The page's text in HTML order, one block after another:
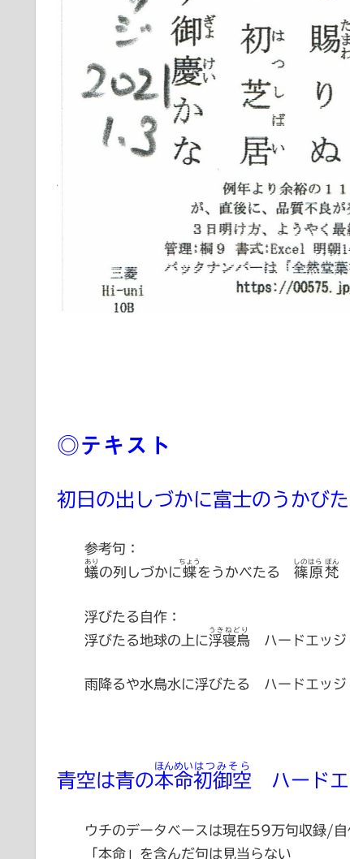
◎テキスト
初日の出しづかに富士のうかび
参考句：
蟻
あり
の列しづかに蝶
ちょう
をうかべたる 篠原梵
しのはら ぼん
浮びたる自作：
浮びたる地球の上に浮寝鳥
うきねどり
ハードエッジ
雨降るや水鳥水に浮びたる ハードエッジ
青空は青の本命
ほんめい
初御空
はつみそら
ハードエ
ウチのデータベースは現在59万句収録/自
「本命」を含んだ句は見当らない